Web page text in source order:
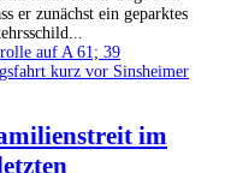
er zunächst ein geparktes
im